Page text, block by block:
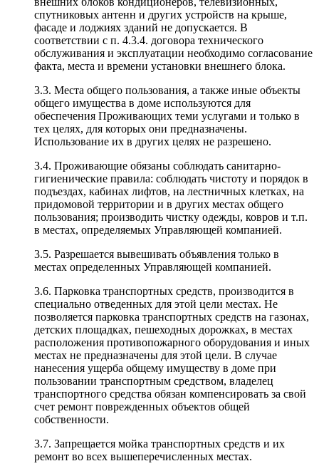
спутниковых антенн и других устройств на крыше,
фасаде и лоджиях зданий не допускается. В
соответствии с п. 4.3.4. договора технического
обслуживания и эксплуатации необходимо согласование
факта, места и времени установки внешнего блока.
3.3. Места общего пользования, а также иные объекты
общего имущества в доме используются для
обеспечения Проживающих теми услугами и только в
тех целях, для которых они предназначены.
Использование их в других целях не разрешено.
3.4. Проживающие обязаны соблюдать санитарно-
гигиенические правила: соблюдать чистоту и порядок в
подъездах, кабинах лифтов, на лестничных клетках, на
придомовой территории и в других местах общего
пользования; производить чистку одежды, ковров и т.п.
в местах, определяемых Управляющей компанией.
3.5. Разрешается вывешивать объявления только в
местах определенных Управляющей компанией.
3.6. Парковка транспортных средств, производится в
специально отведенных для этой цели местах. Не
позволяется парковка транспортных средств на газонах,
детских площадках, пешеходных дорожках, в местах
расположения противопожарного оборудования и иных
местах не предназначены для этой цели. В случае
нанесения ущерба общему имуществу в доме при
пользовании транспортным средством, владелец
транспортного средства обязан компенсировать за свой
счет ремонт поврежденных объектов общей
собственности.
3.7. Запрещается мойка транспортных средств и их
ремонт во всех вышеперечисленных местах.